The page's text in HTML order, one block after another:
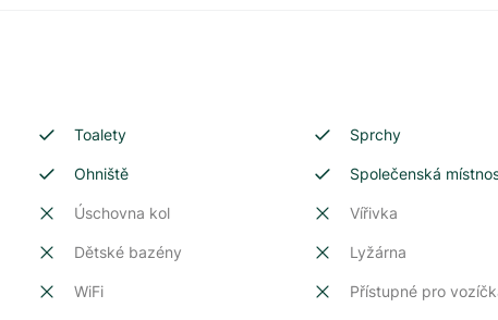
Toalety Sprchy
Ohniště Společenská
Úschovna kol Vířivka
Dětské bazény Lyžárna
WiFi Přístupné pro